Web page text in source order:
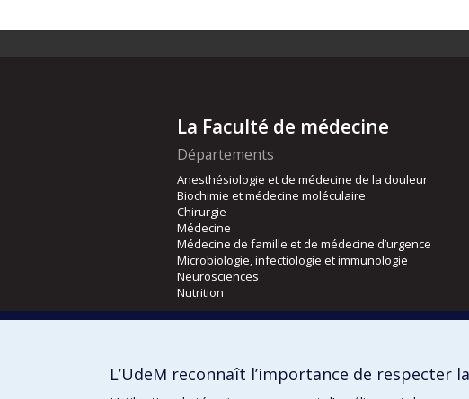
La Faculté de médecine
Départements
Anesthésiologie et de médecine de la douleur
Biochimie et médecine moléculaire
Chirurgie
Médecine
Médecine de famille et de médecine d’urgence
Microbiologie, infectiologie et immunologie
Neurosciences
Nutrition
Orthophonie et audiologie
L’UdeM reconnaît l’importance de respecter